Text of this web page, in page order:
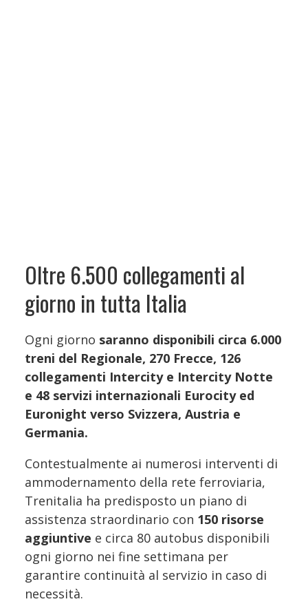
Oltre 6.500 collegamenti al
giorno in tutta Italia
Ogni giorno saranno disponibili circa 6.000
treni del Regionale, 270 Frecce, 126
collegamenti Intercity e Intercity Notte
e 48 servizi internazionali Eurocity ed
Euronight verso Svizzera, Austria e
Germania.
Contestualmente ai numerosi interventi di
ammodernamento della rete ferroviaria,
Trenitalia ha predisposto un piano di
assistenza straordinario con 150 risorse
aggiuntive e circa 80 autobus disponibili
ogni giorno nei fine settimana per
garantire continuità al servizio in caso di
necessità.